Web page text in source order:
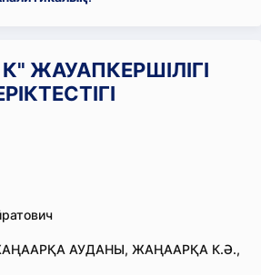
ЖАУАПКЕРШІЛІГІ
АУДАНЫ, ЖАҢААРҚА К.Ә.,